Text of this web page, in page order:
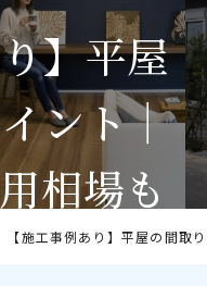
特徴】平屋
ント｜
相場も
【施工事例あり】平屋の間取